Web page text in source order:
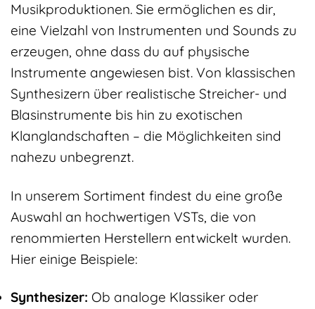
Musikproduktionen. Sie ermöglichen es dir,
eine Vielzahl von Instrumenten und Sounds zu
erzeugen, ohne dass du auf physische
Instrumente angewiesen bist. Von klassischen
Synthesizern über realistische Streicher- und
Blasinstrumente bis hin zu exotischen
Klanglandschaften – die Möglichkeiten sind
nahezu unbegrenzt.
In unserem Sortiment findest du eine große
Auswahl an hochwertigen VSTs, die von
renommierten Herstellern entwickelt wurden.
Hier einige Beispiele:
Synthesizer: Ob analoge Klassiker oder